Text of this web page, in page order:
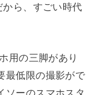
ら、すごい時代
用の三脚があり
最低限の撮影がで
ソーのスマホスタ